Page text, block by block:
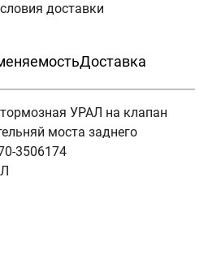
доставки
Доставка
УРАЛ на клапан
моста заднего
3506174